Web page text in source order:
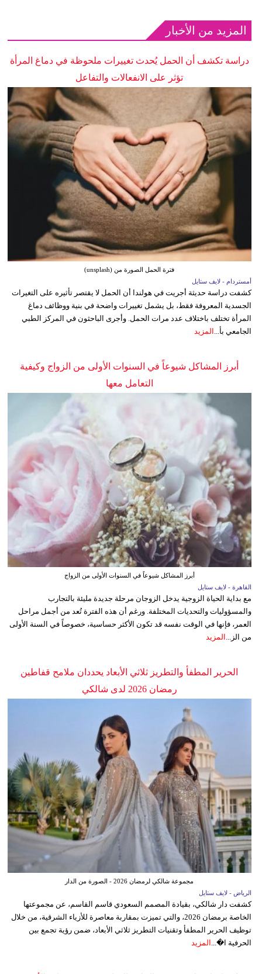
المزيد من الأخبار
دراسة تكشف أن الحمل يُحدث تغييرات ملحوظة في دماغ المرأة
تؤثر على الانفعالات والتفاعل
فترة الحمل الصورة من (unsplash)
أمستردام - لايف ستايل
كشفت دراسة حديثة أجريت في هولندا أن الحمل لا يقتصر تأثيره على التغيرات
الجسدية المعروفة فقط، بل يشمل تغييرات واضحة في بنية ووظائف دماغ
المرأة تختلف باختلاف عدد مرات الحمل. وأجرى الباحثون في المركز الطبي
الجامعي بأ... المزيد
أبرز المشاكل شيوعاً في السنوات الأولى من الزواج وكيفية
التعامل معها
أبرز المشاكل شيوعاً في السنوات الأولى من الزواج
القاهرة - لايف ستايل
مع بداية الحياة الزوجية يدخل الزوجان مرحلة جديدة مليئة بالتجارب
والمسؤوليات والتحديات المختلفة. ورغم أن هذه الفترة تُعد من أجمل مراحل
العمر، فإنها في الوقت نفسه قد تكون الأكثر حساسية، خصوصاً في السنة الأولى
من الز...
المزيد
الحرير المطفأ والتطريز ثلاثي الأبعاد يحددان ملامح قفاطين
رمضان 2026 لدى شالكي
مجموعة شالكي لرمضان 2026 - الصورة من الدار
الرياض - لايف ستايل
كشفت دار شالكي، بقيادة المصمم السعودي قاسم القاسم، عن مجموعتها
الخاصة برمضان 2026، والتي تميزت بمقاربة معاصرة للأزياء الشرقية، من خلال
توظيف الحرير المطفأ وتقنيات التطريز ثلاثي الأبعاد، ضمن رؤية تجمع بين
الحرفية ا�... المزيد